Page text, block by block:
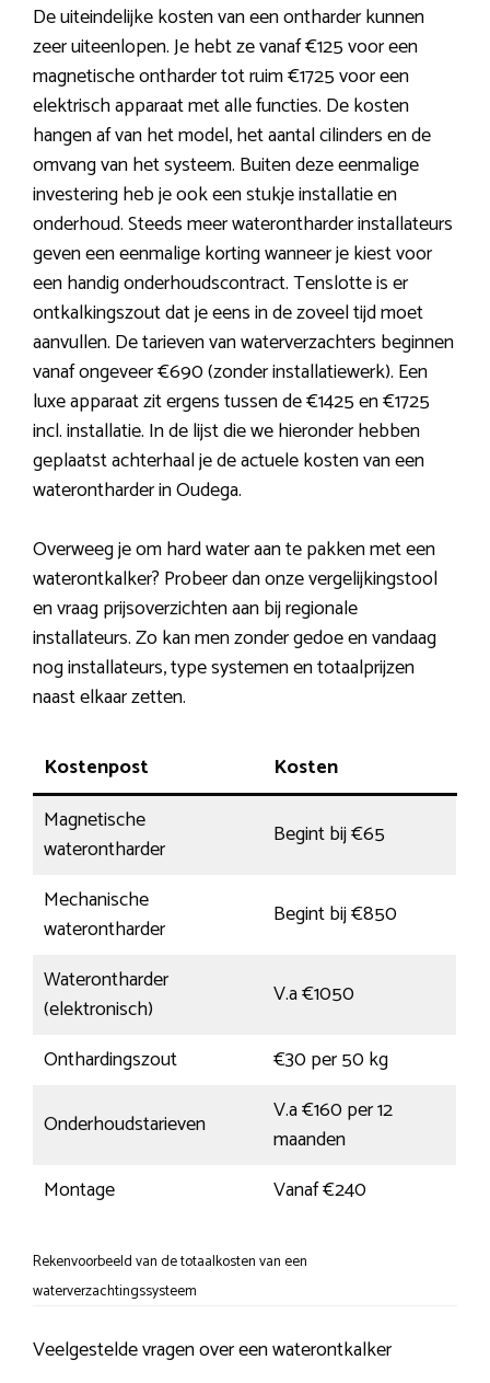
De uiteindelijke kosten van een ontharder kunnen
zeer uiteenlopen. Je hebt ze vanaf €125 voor een
magnetische ontharder tot ruim €1725 voor een
elektrisch apparaat met alle functies. De kosten
hangen af van het model, het aantal cilinders en de
omvang van het systeem. Buiten deze eenmalige
investering heb je ook een stukje installatie en
onderhoud. Steeds meer waterontharder installateurs
geven een eenmalige korting wanneer je kiest voor
een handig onderhoudscontract. Tenslotte is er
ontkalkingszout dat je eens in de zoveel tijd moet
aanvullen. De tarieven van waterverzachters beginnen
vanaf ongeveer €690 (zonder installatiewerk). Een
luxe apparaat zit ergens tussen de €1425 en €1725
incl. installatie. In de lijst die we hieronder hebben
geplaatst achterhaal je de actuele kosten van een
waterontharder in Oudega.
Overweeg je om hard water aan te pakken met een
waterontkalker? Probeer dan onze vergelijkingstool
en vraag prijsoverzichten aan bij regionale
installateurs. Zo kan men zonder gedoe en vandaag
nog installateurs, type systemen en totaalprijzen
naast elkaar zetten.
Kostenpost
Kosten
Magnetische
waterontharder
Begint bij €65
Mechanische
waterontharder
Begint bij €850
Waterontharder
(elektronisch)
V.a €1050
Onthardingszout
€30 per 50 kg
Onderhoudstarieven
V.a €160 per 12
maanden
Montage
Vanaf €240
Rekenvoorbeeld van de totaalkosten van een
waterverzachtingssysteem
Veelgestelde vragen over een waterontkalker